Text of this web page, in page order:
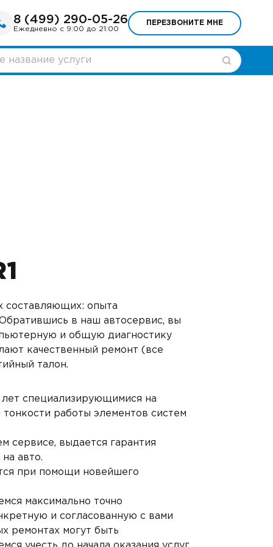
8 (499) 290-05-26
Ежедневно с 9:00 до 21:00
ПЕРЕЗВОНИТЕ МНЕ
составляющих: опыта
в наш автосервис, вы
и общую диагностику
качественный ремонт (все
талон.
специализирующимися на
работы элементов систем
сервисе, выдается гарантия
авто.
при помощи новейшего
максимально точно
и согласованную с вами
ремонтах могут быть